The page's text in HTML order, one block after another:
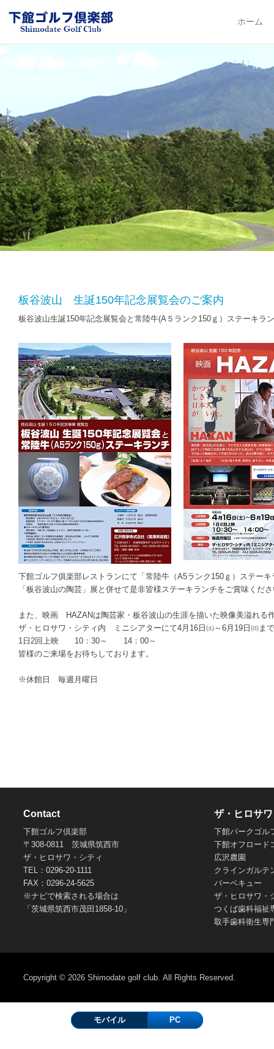
Primary
Skip to
ホーム
板谷波山 生誕150年記念展覧会のご案内
板谷波山生誕150年記念展覧会と常陸牛(A５ランク150ｇ）ステーキラ
下館ゴルフ俱楽部レストランにて「常陸牛（A5ランク150ｇ）ステー
「板谷波山の陶芸」展と併せて是非皆様ステーキランチをご賞味く
また、映画 HAZANは陶芸家・板谷波山の生涯を描いた映像美溢れる
ザ・ヒロサワ・シティ内 ミニシアターにて4月16日㈯～6月19日㈰まで
1日2回上映 10：30～ 14：00～
皆様のご来場をお待ちしております。
※休館日 毎週月曜日
Contact
下館ゴルフ倶楽部
〒308-0811 茨城県筑西市
ザ・ヒロサワ・シティ
TEL：0296-20-1111
FAX：0296-24-5625
※ナビで検索される場合は
「茨城県筑西市茂田1858-10」
ザ・ヒロサ
下館パークゴル
下館オフロード
広沢農園
クラインガルテ
バーベキュー
ザ・ヒロサワ・
つくば歯科福祉
取手歯科衛生専
Copyright © 2026 Shimodate golf club. All Rights Reserved.
モバイル PC